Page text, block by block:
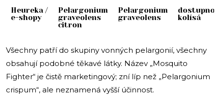
Heureka /
e-shopy
Pelargonium
graveolens
citron
Pelargonium
graveolens
kolísá
Všechny patří do skupiny vonných pelargonií, všechny
obsahují podobné těkavé látky. Název „Mosquito
Fighter“ je čistě marketingový; zní líp než „Pelargonium
crispum“, ale neznamená vyšší účinnost.